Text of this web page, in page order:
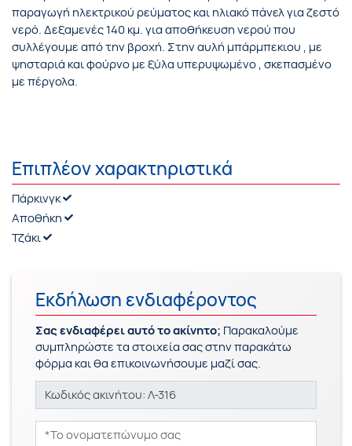
παραγωγή ηλεκτρικού ρεύματος και ηλιακό πάνελ για ζεστό
νερό. Δεξαμενές 140 κμ. για αποθήκευση νερού που
συλλέγουμε από την βροχή. Στην αυλή μπάρμπεκιου , με
ψησταριά και φούρνο με ξύλα υπερυψωμένο , σκεπασμένο
με πέργολα.
Επιπλέον χαρακτηριστικά
Πάρκινγκ
Αποθήκη
Τζάκι
Εκδήλωση ενδιαφέροντος
Σας ενδιαφέρει αυτό το ακίνητο; Παρακαλούμε
συμπληρώστε τα στοιχεία σας στην παρακάτω
φόρμα και θα επικοινωνήσουμε μαζί σας.